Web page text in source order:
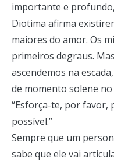
importante e
Diotima afirma
maiores do amor. Os
primeiros degraus.
ascendemos na
de momento solene no
“Esforça-te, por favor,
possível.”
Sempre que um
sabe que ele vai